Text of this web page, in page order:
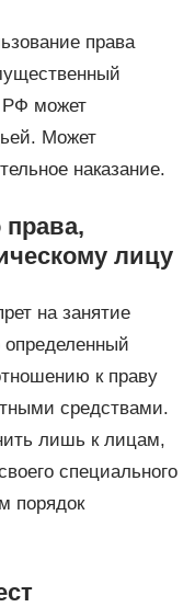
права
РФ может
Может
наказание.
лицу
на занятие
определенный
к праву
средствами.
лишь к лицам,
специального
порядок